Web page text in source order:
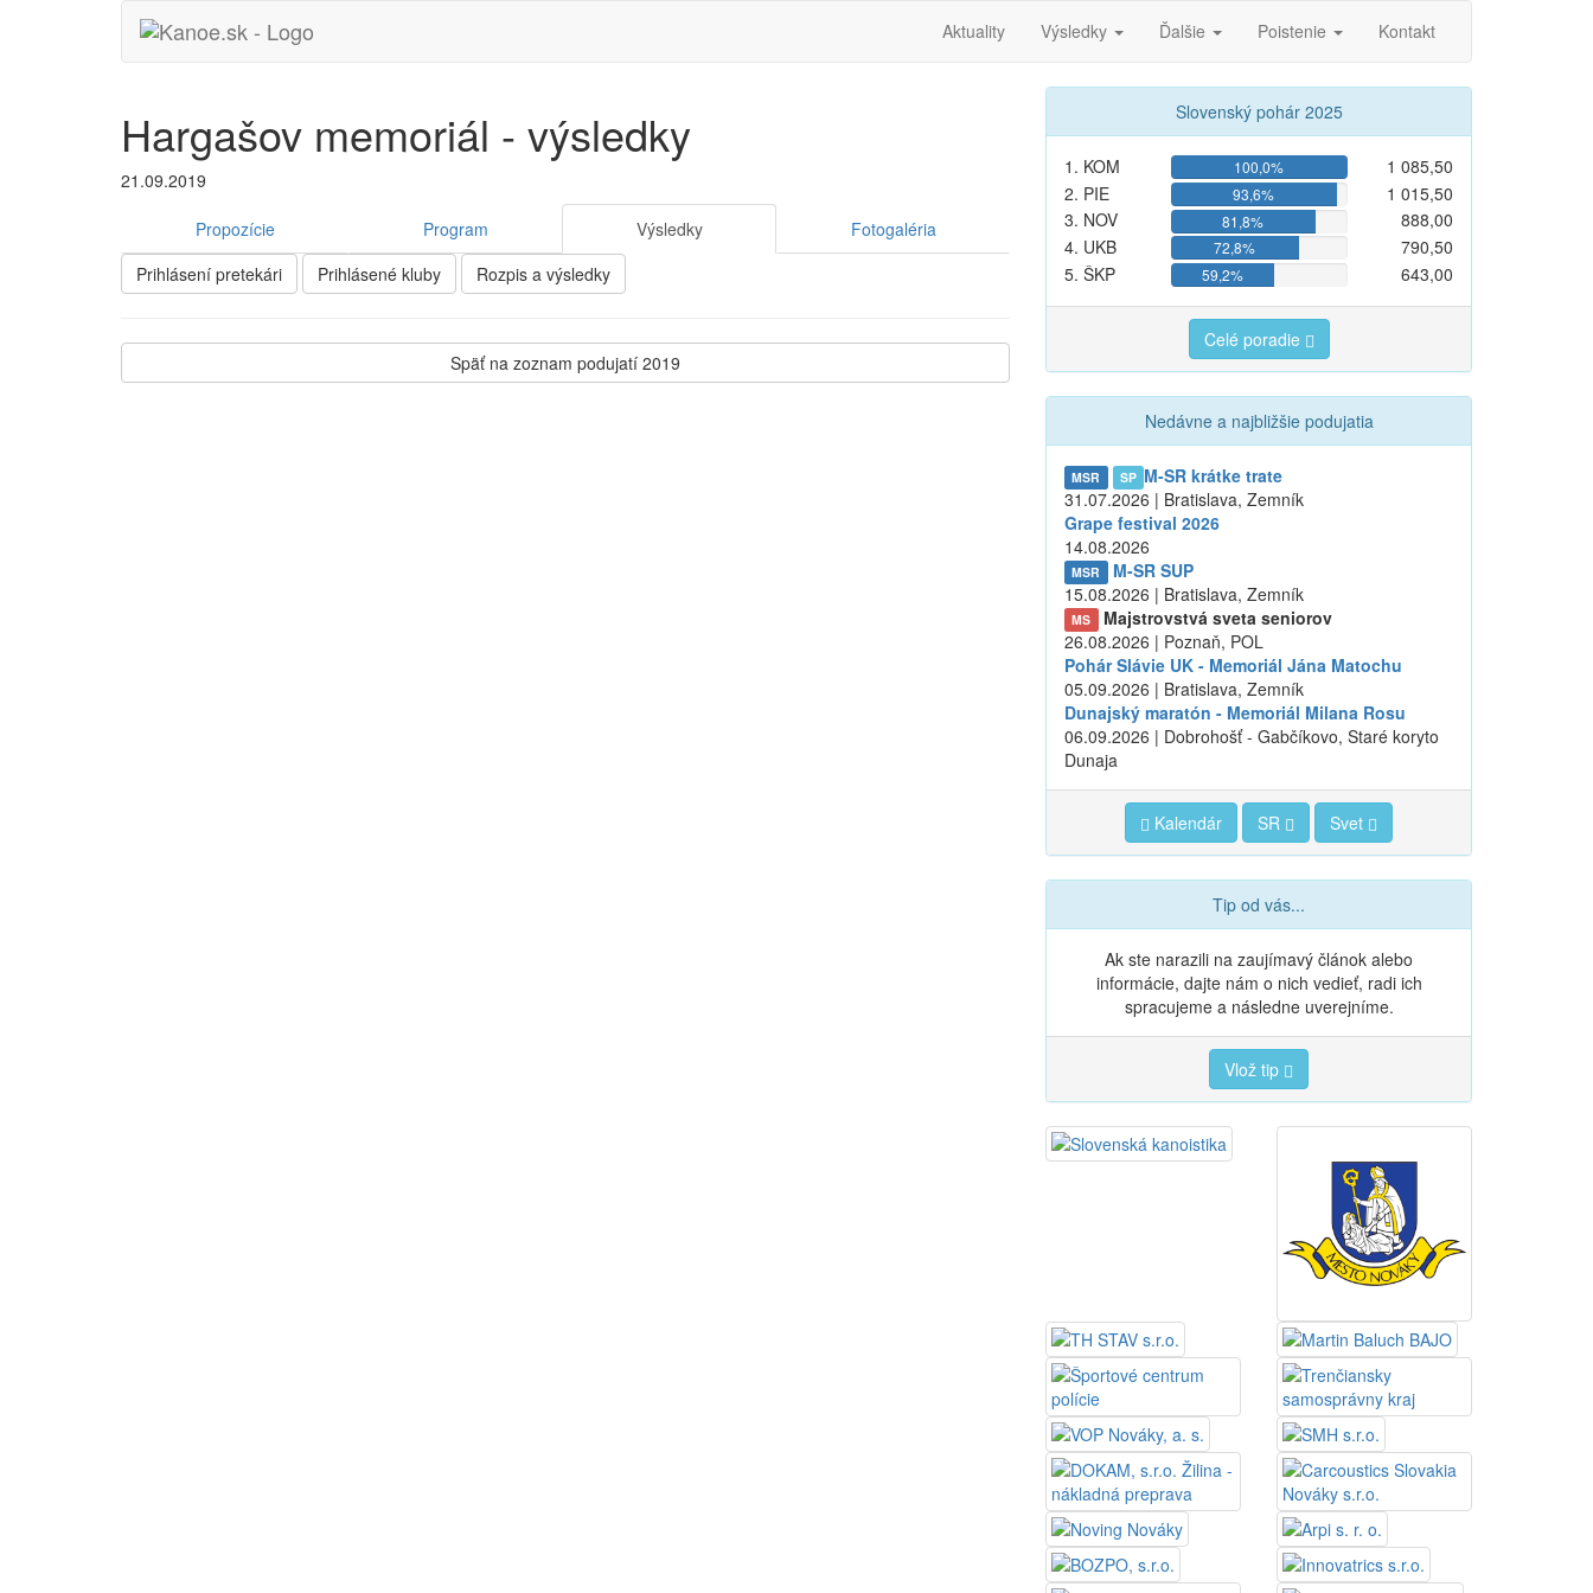
Aktuality Výsledky Ďalšie Poistenie Kontakt
Hargašov memoriál - výsledky
21.09.2019
Propozície Program Výsledky
Fotogaléria
Prihlásení pretekári
Prihlásené kluby Rozpis a výsledky
Späť na zoznam podujatí 2019
Slovenský pohár 2025
1. KOM 100,0%
1 085,50
2. PIE
93,6%
1 015,50
3. NOV
81,8%
888,00
4. UKB
72,8%
790,50
5. ŠKP
59,2% 643,00
Celé poradie
Nedávne a najbližšie podujatia
MSR SP M-SR krátke trate
31.07.2026 | Bratislava, Zemník
Grape festival 2026
14.08.2026
MSR
M-SR SUP
15.08.2026 | Bratislava, Zemník
MS
Majstrovstvá sveta seniorov
26.08.2026 | Poznaň, POL
Pohár Slávie UK - Memoriál Jána Matochu
05.09.2026 | Bratislava, Zemník
Dunajský maratón - Memoriál Milana Rosu
06.09.2026 | Dobrohošť - Gabčíkovo, Staré koryto
Dunaja
Kalendár SR Svet
Tip od vás...
Ak ste narazili na zaujímavý článok alebo
informácie, dajte nám o nich vedieť, radi ich
spracujeme a následne uverejníme.
Vlož tip